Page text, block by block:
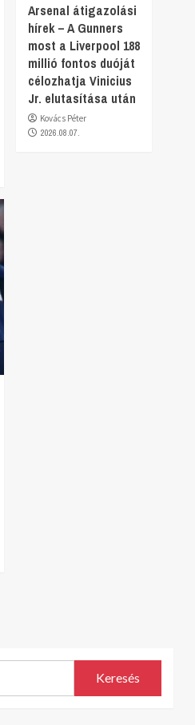
Arsenal átigazolási
hírek – A Gunners
most a Liverpool 188
millió fontos duóját
célozhatja Vinicius
Jr. elutasítása után
Kovács Péter
2026.08.07.
Keresés